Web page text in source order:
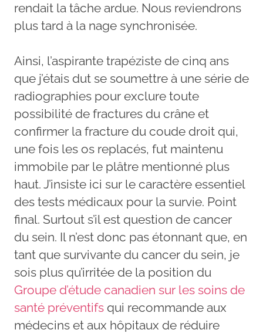
rendait la tâche ardue. Nous reviendrons
plus tard à la nage synchronisée.
Ainsi, l’aspirante trapéziste de cinq ans
que j’étais dut se soumettre à une série de
radiographies pour exclure toute
possibilité de fractures du crâne et
confirmer la fracture du coude droit qui,
une fois les os replacés, fut maintenu
immobile par le plâtre mentionné plus
haut. J’insiste ici sur le caractère essentiel
des tests médicaux pour la survie. Point
final. Surtout s’il est question de cancer
du sein. Il n’est donc pas étonnant que, en
tant que survivante du cancer du sein, je
sois plus qu’irritée de la position du
Groupe d’étude canadien sur les soins de
santé préventifs qui recommande aux
médecins et aux hôpitaux de réduire